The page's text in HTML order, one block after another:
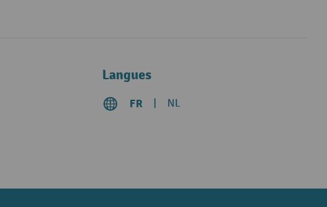
Langues
FR NL